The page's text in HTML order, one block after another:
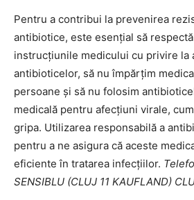
Pentru a contribui la prevenirea
antibiotice, este esențial să
instrucțiunile medicului cu privire la
antibioticelor, să nu împărțim
persoane și să nu folosim
medicală pentru afecțiuni virale,
gripa. Utilizarea responsabilă a
pentru a ne asigura că aceste
eficiente în tratarea infecțiilor.
SENSIBLU (CLUJ 11 KAUFLAND)